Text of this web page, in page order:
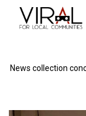
News collection